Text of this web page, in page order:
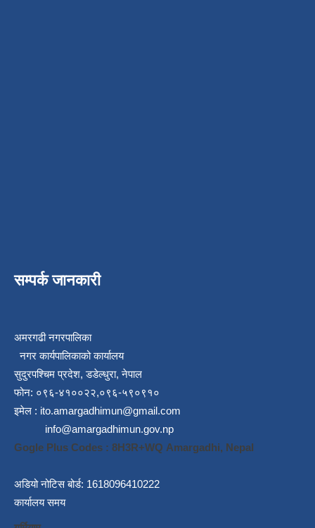
सम्पर्क जानकारी
अमरगढी नगरपालिका
नगर कार्यपालिकाको कार्यालय
सुदुरपश्चिम प्रदेश, डडेल्धुरा, नेपाल
फोन: ०९६-४१००२२,०९६-५९०९१०
इमेल : ito.amargadhimun@gmail.com
info@amargadhimun.gov.np
Gogle Plus Codes : 8H3R+WQ Amargadhi, Nepal
अडियो नोटिस बोर्ड: 1618096410222
कार्यालय समय